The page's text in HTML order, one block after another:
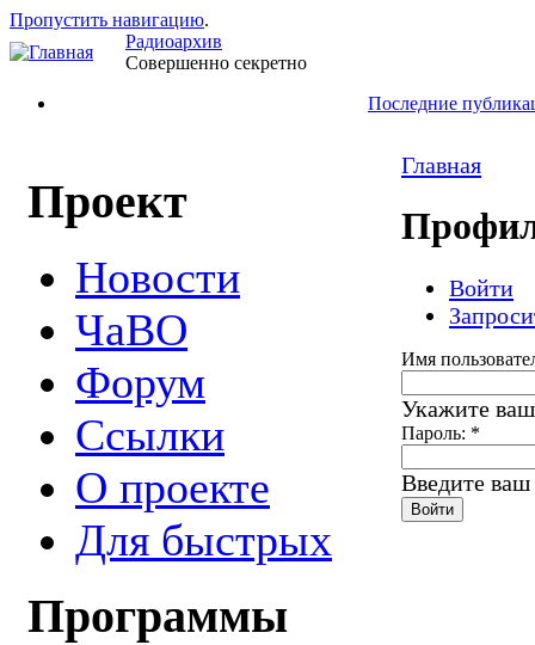
Пропустить навигацию.
Радиоархив
Совершенно секретно
Последние
Проект
Новости
ЧаВО
Форум
Ссылки
О проекте
Для быстрых
Программы
Главная
Войти
Имя
Укажите
Пароль: *
Введите ваш